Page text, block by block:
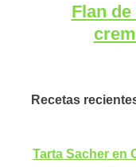
Flan
Recetas
Tarta Sacher en